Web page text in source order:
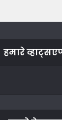
हमारे